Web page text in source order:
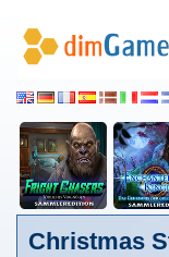
Christmas